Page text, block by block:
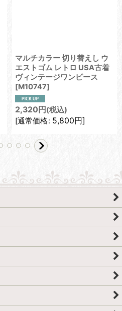
マルチカラー 切り替えし ウ
エストゴム レトロ USA古着
ヴィンテージワンピース
[M10747]
2,320 円 (税込)
[通常価格: 5,800円]